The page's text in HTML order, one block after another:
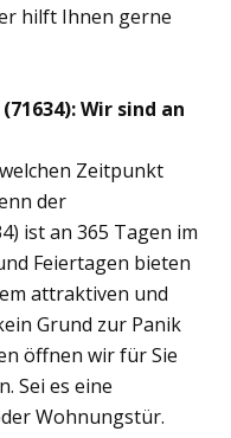
hilft Ihnen gerne
Wir sind an
Zeitpunkt
der
ist an 365 Tagen im
Feiertagen bieten
attraktiven und
Grund zur Panik
öffnen wir für Sie
Sei es eine
Wohnungstür.